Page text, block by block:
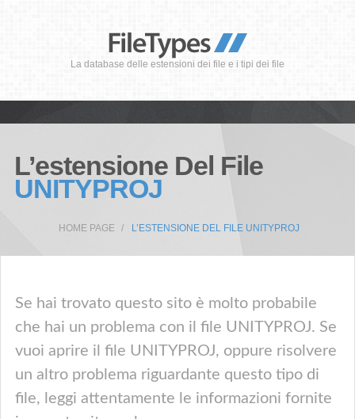
La database delle estensioni dei file e i tipi dei file
L’estensione Del File
UNITYPROJ
HOME PAGE L’ESTENSIONE DEL FILE UNITYPROJ
Se hai trovato questo sito è molto probabile
che hai un problema con il file UNITYPROJ. Se
vuoi aprire il file UNITYPROJ, oppure risolvere
un altro problema riguardante questo tipo di
file, leggi attentamente le informazioni fornite